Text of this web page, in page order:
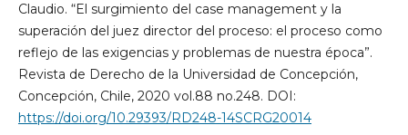
Claudio. “El surgimiento del case management y la
superación del juez director del proceso: el proceso como
reflejo de las exigencias y problemas de nuestra época”.
Revista de Derecho de la Universidad de Concepción,
Concepción, Chile, 2020 vol.88 no.248. DOI:
https://doi.org/10.29393/RD248-14SCRG20014